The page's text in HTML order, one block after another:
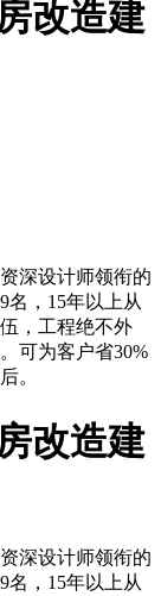
改造建
深设计师领衔的
名，15年以上从
，工程绝不外
可为客户省30%
。
改造建
深设计师领衔的
名，15年以上从